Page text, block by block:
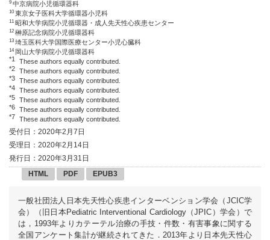
9 中京病院小児循環器科
10 東京女子医科大学循環器小児科
11 昭和大学病院小児循環器・成人先天性心疾患センター
12 榊原記念病院小児循環器科
13 埼玉医科大学国際医療センター小児心臓科
14 岡山大学病院小児循環器科
*1
These authors equally contributed.
*2 These authors equally contributed.
*3 These authors equally contributed.
*4 These authors equally contributed.
*5 These authors equally contributed.
*6 These authors equally contributed.
*7 These authors equally contributed.
受付日：2020年2月7日
受理日：2020年2月14日
発行日：2020年3月31日
HTML
PDF EPUB3
一般社団法人日本先天性心疾患インターベンション学会（JCIC学
会）（旧日本Pediatric Interventional Cardiology（JPIC）学会）で
は，1993年よりカテーテル治療の手技・件数・有害事象に関する
全国アンケート集計が継続されてきた．2013年より日本先天性心